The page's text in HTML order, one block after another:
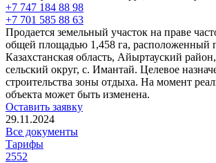
+7 747 184 88 98
+7 701 585 88 63
Продается земельный участок на праве
общей площадью 1,458 га, расположенный
Казахстанская область, Айыртауский
сельский округ, с. Имантай. Целевое
строительства зоны отдыха. На момент
объекта может быть изменена.
Оставить заявку
29.11.2024
Все документы
Тарифы
2552